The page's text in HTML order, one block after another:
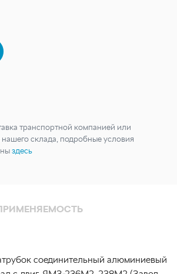
транспортной компанией или
склада, подробные условия
здесь
соединительный алюминиевый